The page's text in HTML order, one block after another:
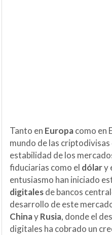
Tanto en Europacomo en
mundo de las criptodivisas
estabilidad de los
fiduciarias como el dólary
entusiasmo han iniciado
digitalesde bancos
desarrollo de este
ChinayRusia, donde el
digitales ha cobrado un